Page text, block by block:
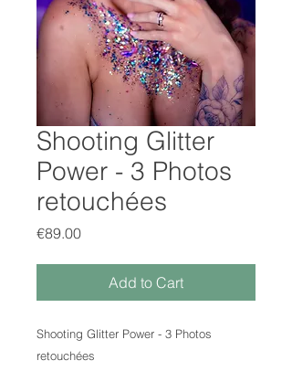
Shooting Glitter
Power - 3 Photos
retouchées
€89.00Price
Add to Cart
Shooting Glitter Power - 3 Photos
retouchées